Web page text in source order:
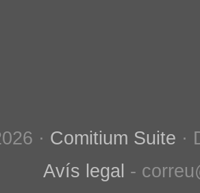
· Comitium Suite ·
Avís legal -